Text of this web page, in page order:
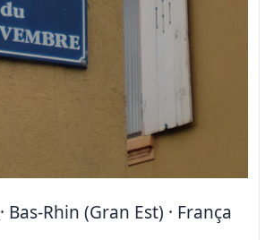
· Bas-Rhin (Gran Est) · França